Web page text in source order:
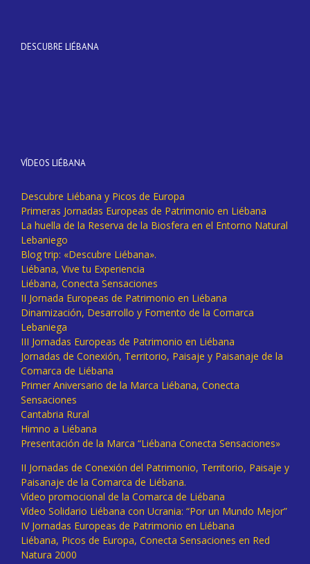
DESCUBRE LIÉBANA
VÍDEOS LIÉBANA
Descubre Liébana y Picos de Europa
Primeras Jornadas Europeas de Patrimonio en Liébana
La huella de la Reserva de la Biosfera en el Entorno Natural
Lebaniego
Blog trip: «Descubre Liébana».
Liébana, Vive tu Experiencia
Liébana, Conecta Sensaciones
II Jornada Europeas de Patrimonio en Liébana
Dinamización, Desarrollo y Fomento de la Comarca
Lebaniega
III Jornadas Europeas de Patrimonio en Liébana
Jornadas de Conexión, Territorio, Paisaje y Paisanaje de la
Comarca de Liébana
Primer Aniversario de la Marca Liébana, Conecta
Sensaciones
Cantabria Rural
Himno a Liébana
Presentación de la Marca “Liébana Conecta Sensaciones»
II Jornadas de Conexión del Patrimonio, Territorio, Paisaje y
Paisanaje de la Comarca de Liébana.
Vídeo promocional de la Comarca de Liébana
Vídeo Solidario Liébana con Ucrania: “Por un Mundo Mejor”
IV Jornadas Europeas de Patrimonio en Liébana
Liébana, Picos de Europa, Conecta Sensaciones en Red
Natura 2000